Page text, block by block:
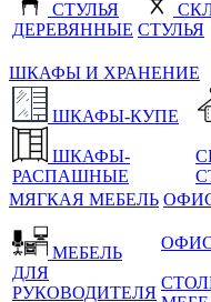
СТУЛЬЯ
ДЕРЕВЯННЫЕ СТУЛЬЯ
ШКАФЫ И ХРАНЕНИЕ
ШКАФЫ-КУПЕ
ШКАФЫ-
РАСПАШНЫЕ
МЯГКАЯ МЕБЕЛЬ
МЕБЕЛЬ
ДЛЯ
РУКОВОДИТЕЛЯ